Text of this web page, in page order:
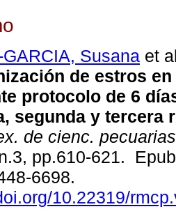
GARCIA, Susana et
de estros
protocolo de 6
segunda y tercera
de cienc. pecuarias
pp.610-621.
6698.
10.22319/